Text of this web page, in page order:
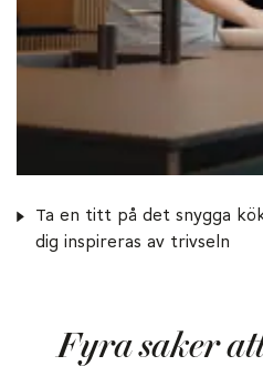
Ta en titt på det snygga
dig inspireras av trivseln
Fyra saker